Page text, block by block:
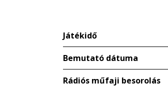
Játékidő
Bemutató dátuma
Rádiós műfaji besorolás